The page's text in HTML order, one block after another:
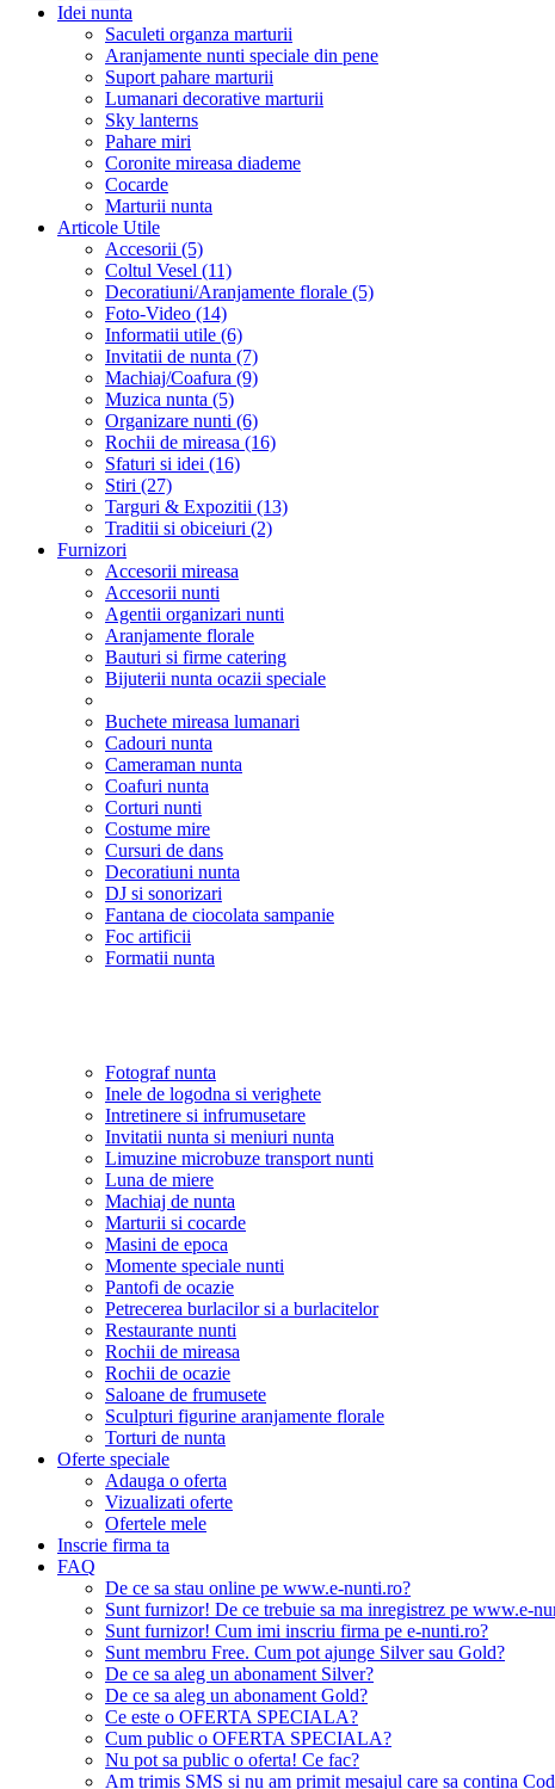
Idei nunta
Saculeti organza marturii
Aranjamente nunti speciale din pene
Suport pahare marturii
Lumanari decorative marturii
Sky lanterns
Pahare miri
Coronite mireasa diademe
Cocarde
Marturii nunta
Articole Utile
Accesorii (5)
Coltul Vesel (11)
Decoratiuni/Aranjamente florale (5)
Foto-Video (14)
Informatii utile (6)
Invitatii de nunta (7)
Machiaj/Coafura (9)
Muzica nunta (5)
Organizare nunti (6)
Rochii de mireasa (16)
Sfaturi si idei (16)
Stiri (27)
Targuri & Expozitii (13)
Traditii si obiceiuri (2)
Furnizori
Accesorii mireasa
Accesorii nunti
Agentii organizari nunti
Aranjamente florale
Bauturi si firme catering
Bijuterii nunta ocazii speciale
Buchete mireasa lumanari
Cadouri nunta
Cameraman nunta
Coafuri nunta
Corturi nunti
Costume mire
Cursuri de dans
Decoratiuni nunta
DJ si sonorizari
Fantana de ciocolata sampanie
Foc artificii
Formatii nunta
Fotograf nunta
Inele de logodna si verighete
Intretinere si infrumusetare
Invitatii nunta si meniuri nunta
Limuzine microbuze transport nunti
Luna de miere
Machiaj de nunta
Marturii si cocarde
Masini de epoca
Momente speciale nunti
Pantofi de ocazie
Petrecerea burlacilor si a burlacitelor
Restaurante nunti
Rochii de mireasa
Rochii de ocazie
Saloane de frumusete
Sculpturi figurine aranjamente florale
Torturi de nunta
Oferte speciale
Adauga o oferta
Vizualizati oferte
Ofertele mele
Inscrie firma ta
FAQ
De ce sa stau online pe www.e-nunti.ro?
Sunt furnizor! De ce trebuie sa ma inregistrez pe www.e-
Sunt furnizor! Cum imi inscriu firma pe e-nunti.ro?
Sunt membru Free. Cum pot ajunge Silver sau Gold?
De ce sa aleg un abonament Silver?
De ce sa aleg un abonament Gold?
Ce este o OFERTA SPECIALA?
Cum public o OFERTA SPECIALA?
Nu pot sa public o oferta! Ce fac?
Am trimis SMS si nu am primit mesajul care sa contina